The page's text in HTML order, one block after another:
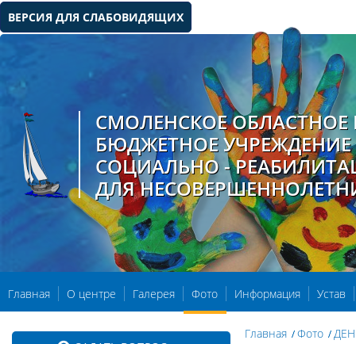
ВЕРСИЯ ДЛЯ СЛАБОВИДЯЩИХ
СМОЛЕНСКОЕ ОБЛАСТНОЕ
БЮДЖЕТНОЕ
СОЦИАЛЬНО -
ДЛЯ
Главная О центре Галерея Фото Информация Устав
Главная Фото